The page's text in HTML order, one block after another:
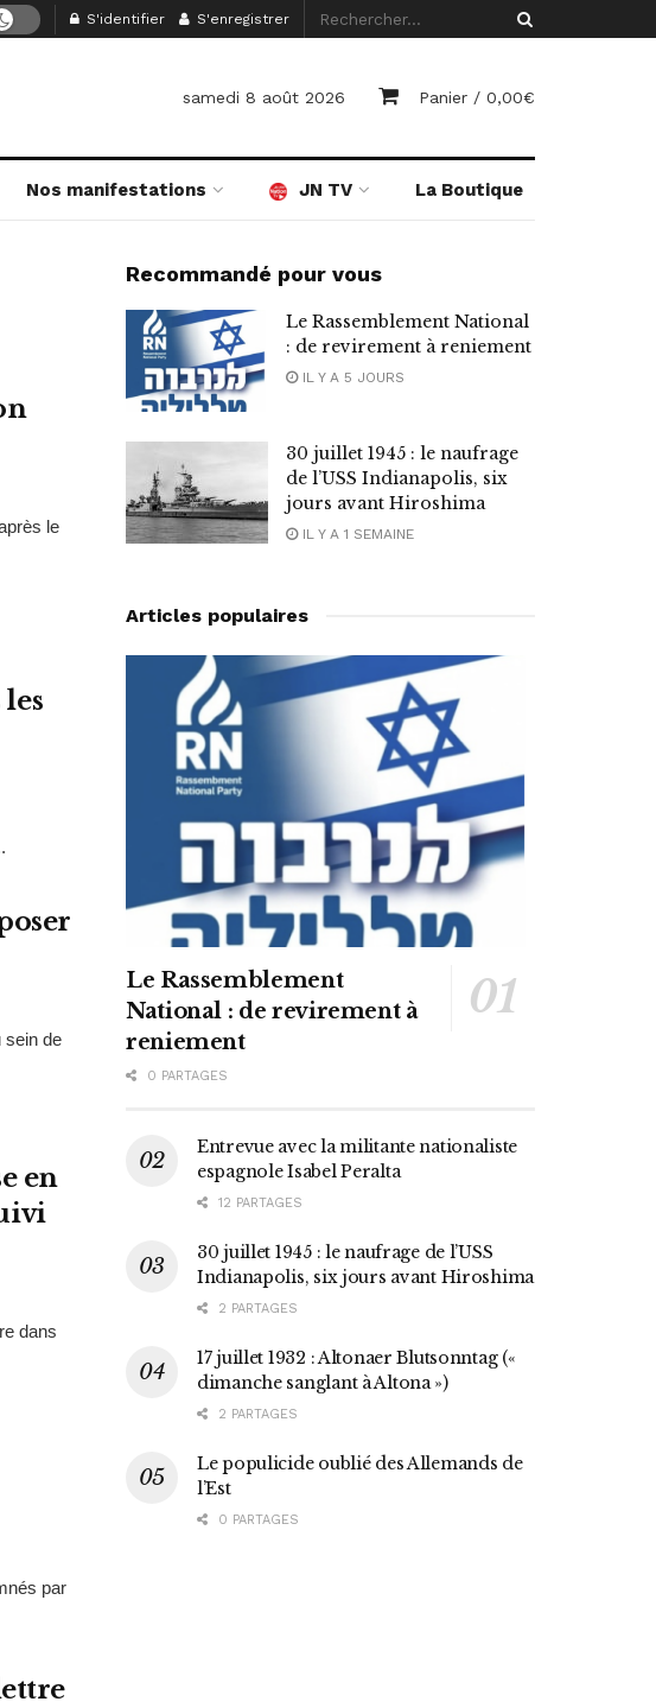
S'identifier S'enregistrer
samedi 8 août 2026 Panier / 0,00€
Nos manifestations JN TV La Boutique
le
sein de
en
dans
par
Recommandé pour vous
Le Rassemblement National
: de revirement à reniement
IL Y A 5 JOURS
30 juillet 1945 : le naufrage
de l’USS Indianapolis, six
jours avant Hiroshima
IL Y A 1 SEMAINE
Articles populaires
Le Rassemblement
National : de revirement à
reniement
0 PARTAGES
Entrevue avec la militante nationaliste
espagnole Isabel Peralta
12 PARTAGES
30 juillet 1945 : le naufrage de l’USS
Indianapolis, six jours avant Hiroshima
2 PARTAGES
17 juillet 1932 : Altonaer Blutsonntag («
dimanche sanglant à Altona »)
2 PARTAGES
Le populicide oublié des Allemands de
l’Est
0 PARTAGES